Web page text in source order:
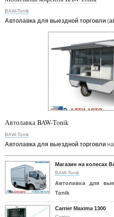
BAW-Tonik
Автолавка для выездной торговли (
Автолавка BAW-Tonik
BAW-Tonik
Автолавка для выездной торговли на
Магазин на колесах
BAW-Tonik
Автолавка для
Tonik
Carrier Maxima 1300